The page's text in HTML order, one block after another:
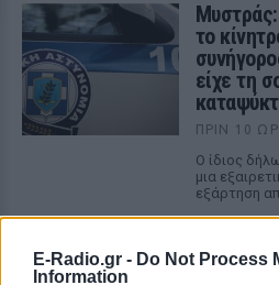
E-Radio.gr - Do Not Process
Information
Μυστράς:
το
είχε τη
ΠΡΙΝ 10
Ο ίδιος
μια
εξάρτηση
Βόλος:
σφάξει